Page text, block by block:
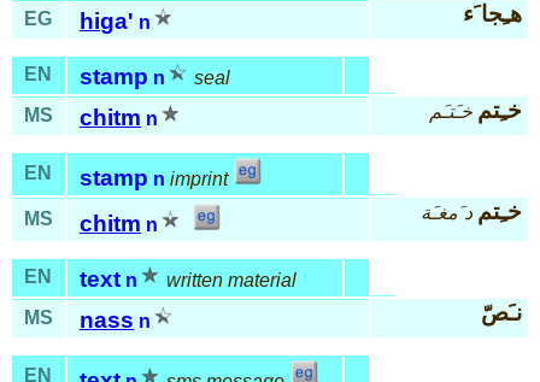
EG
higa' n هـِجا َء
EN stamp n
seal
MS
chitm n خـِتم خـَتـَم
EN stamp n imprint
MS
chitm n
خـِتم د َمغـَة
EN text n
written material
MS
nass n نـَصّ
EN